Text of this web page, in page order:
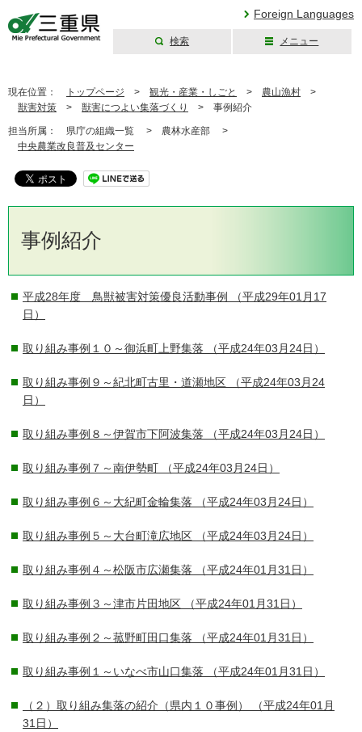
Foreign Languages
検索 メニュー
現在位置： トップページ > 観光・産業・しごと > 農山漁村 >
獣害対策 > 獣害につよい集落づくり > 事例紹介
担当所属： 県庁の組織一覧 > 農林水産部 >
中央農業改良普及センター
事例紹介
平成28年度 鳥獣被害対策優良活動事例
（平成29年01月17
日）
取り組み事例１０～御浜町上野集落 （平成24年03月24日）
取り組み事例９～紀北町古里・道瀬地区 （平成24年03月24
日）
取り組み事例８～伊賀市下阿波集落 （平成24年03月24日）
取り組み事例７～南伊勢町 （平成24年03月24日）
取り組み事例６～大紀町金輪集落 （平成24年03月24日）
取り組み事例５～大台町滝広地区 （平成24年03月24日）
取り組み事例４～松阪市広瀬集落 （平成24年01月31日）
取り組み事例３～津市片田地区 （平成24年01月31日）
取り組み事例２～菰野町田口集落 （平成24年01月31日）
取り組み事例１～いなべ市山口集落 （平成24年01月31日）
（２）取り組み集落の紹介（県内１０事例）
（平成24年01月
31日）